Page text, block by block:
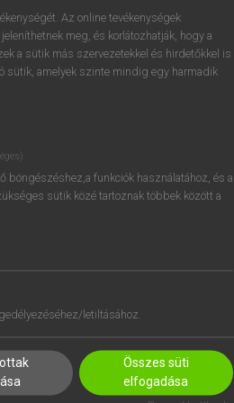
elindításához
regisztrálok ésbelépek.
REGISZTRÁCIÓ
Az online tevékenységek
meg, és korlátozhatják, hogy a
a sütik más szervezetekkel és hirdetőkkel is
sütik, amelyek szinte mindig egy harmadik
böngészéshez,a funkciók használatához, és a
sütik közé tartoznak többek között a
letiltásához.
Összes süti
elfogadása